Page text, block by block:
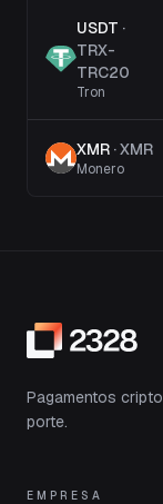
USDT ·
TRX-
TRC20
Tron
XMR ·XMR
Monero
Pagamentos
porte.
EMPRESA